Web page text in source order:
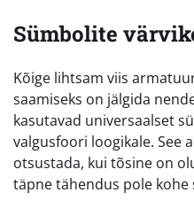
Sümbolite
Kõige lihtsam viis
saamiseks on jälgida
kasutavad universaalset
valgusfoori loogikale. See
otsustada, kui tõsine on
täpne tähendus pole kohe